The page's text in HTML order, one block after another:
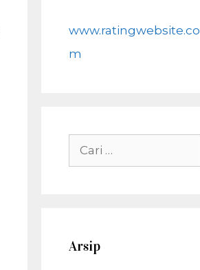
www.ratingwebsite.co
m
Cari
untuk:
Arsip